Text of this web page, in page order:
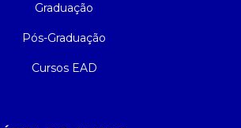
Graduação
Pós-Graduação
Cursos EAD